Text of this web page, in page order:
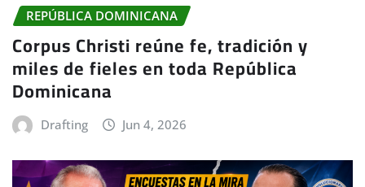
REPÚBLICA DOMINICANA
Corpus Christi reúne fe, tradición y
miles de fieles en toda República
Dominicana
Drafting Jun 4, 2026